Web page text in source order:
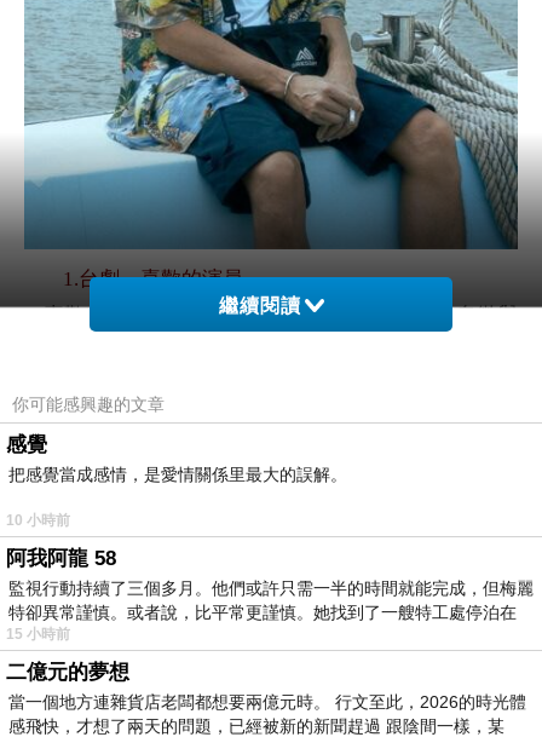
1.台劇，喜歡的演員
喜歡吳慷仁
，先是被《一把青》命運輪盤前的卑微與
菁英形象代表；慢慢又隨著《俗女養成記》這些台味蛻
生出土氣；而後看他在《我沒有談的那場戀愛》、《斯
不斷變形的演技修煉。
2024 年最喜歡的劇，就是
著每個家庭成員幾乎都得獎了的高家人，看見命運劇本
的荒誕，羈絆著各種牽掛的人聚散離合，很想很想做甚
麼卻甚麼都做不到的轉瞬驟別，所有的真摯擁抱都成為
無法言說的悲情；拖拖拉拉的不想活，卻多出各種意外
繼續閱讀
你可能感興趣的文章
感覺
把感覺當成感情，是愛情關係里最大的誤解。
10 小時前
阿我阿龍 58
監視行動持續了三個多月。他們或許只需一半的時間就能完成，但梅麗
特卻異常謹慎。或者說，比平常更謹慎。她找到了一艘特工處停泊在
15 小時前
二億元的夢想
當一個地方連雜貨店老闆都想要兩億元時。 行文至此，2026的時光體
感飛快，才想了兩天的問題，已經被新的新聞趕過 跟陰間一樣，某